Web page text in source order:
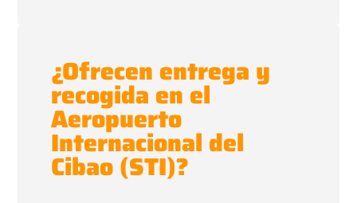
¿Ofrecen entrega y
recogida en el
Aeropuerto
Internacional del
Cibao (STI)?